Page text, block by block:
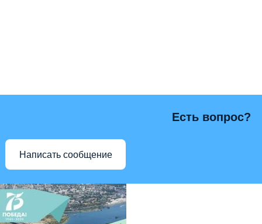
Есть вопрос?
Написать сообщение